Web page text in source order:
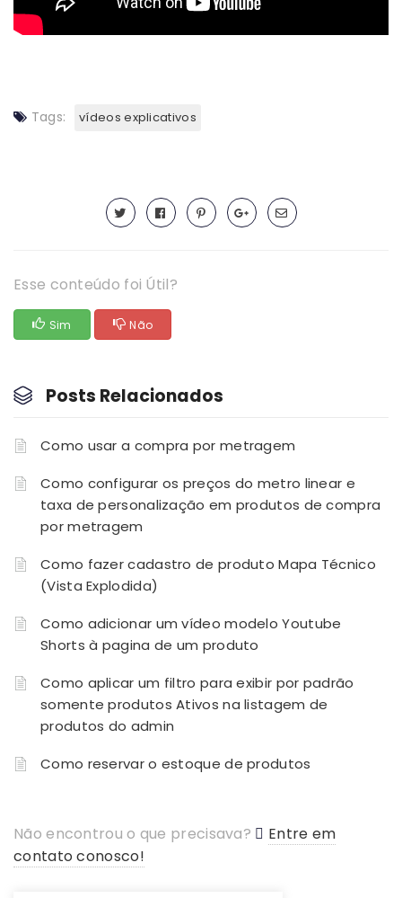
Tags: vídeos explicativos
Esse conteúdo foi Útil?
Sim Não
Posts Relacionados
Como usar a compra por metragem
Como configurar os preços do metro linear e
taxa de personalização em produtos de compra
por metragem
Como fazer cadastro de produto Mapa Técnico
(Vista Explodida)
Como adicionar um vídeo modelo Youtube
Shorts à pagina de um produto
Como aplicar um filtro para exibir por padrão
somente produtos Ativos na listagem de
produtos do admin
Como reservar o estoque de produtos
Não encontrou o que precisava?
Entre em
contato conosco!